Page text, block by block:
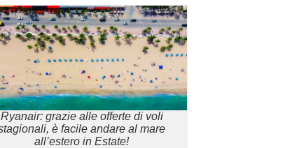
Ryanair: grazie alle offerte di voli
è facile andare al mare
all’estero in Estate!